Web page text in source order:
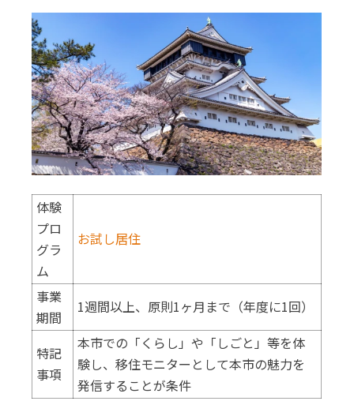
体験
プロ
グラ
ム
お試し居住
事業
期間
1週間以上、原則1ヶ月まで（年度に1回）
特記
事項
本市での「くらし」や「しごと」等を体
験し、移住モニターとして本市の魅力を
発信することが条件